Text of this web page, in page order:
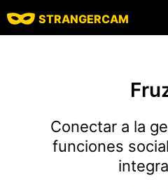
STRANGERCAM
Conectar a la
funciones